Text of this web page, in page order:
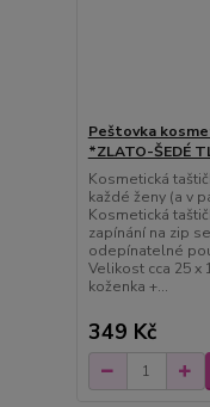
Peštovka
*ZLATO-ŠEDÉ
Kosmetická
každé ženy (a v
Kosmetická
zapínání na zip
odepínatelné
Velikost cca 25 x
koženka +...
349 Kč